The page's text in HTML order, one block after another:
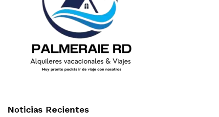
Noticias Recientes